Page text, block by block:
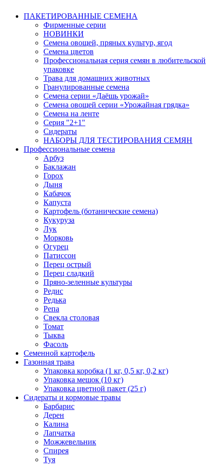
ПАКЕТИРОВАННЫЕ СЕМЕНА
Фирменные серии
НОВИНКИ
Семена овощей, пряных культур, ягод
Семена цветов
Профессиональная серия семян в любительской
упаковке
Трава для домашних животных
Гранулированные семена
Семена серии «Даёшь урожай»
Семена овощей серии «Урожайная грядка»
Семена на ленте
Серия "2+1"
Сидераты
НАБОРЫ ДЛЯ ТЕСТИРОВАНИЯ СЕМЯН
Профессиональные семена
Арбуз
Баклажан
Горох
Дыня
Кабачок
Капуста
Картофель (ботанические семена)
Кукуруза
Лук
Морковь
Огурец
Патиссон
Перец острый
Перец сладкий
Пряно-зеленные культуры
Редис
Редька
Репа
Свекла столовая
Томат
Тыква
Фасоль
Семенной картофель
Газонная трава
Упаковка коробка (1 кг, 0,5 кг, 0,2 кг)
Упаковка мешок (10 кг)
Упаковка цветной пакет (25 г)
Сидераты и кормовые травы
Барбарис
Дерен
Калина
Лапчатка
Можжевельник
Спирея
Туя